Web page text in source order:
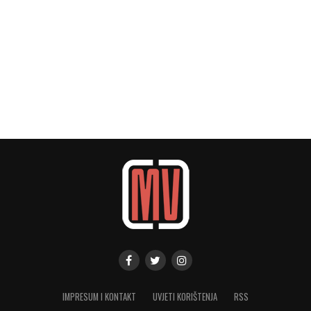
IMPRESUM I KONTAKT UVJETI KORIŠTENJA RSS